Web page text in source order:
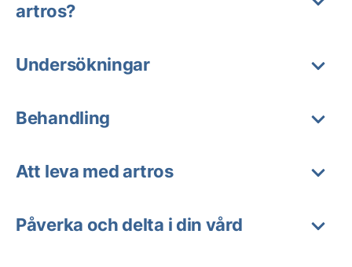
artros?
Undersökningar
Behandling
Att leva med artros
Påverka och delta i din vård